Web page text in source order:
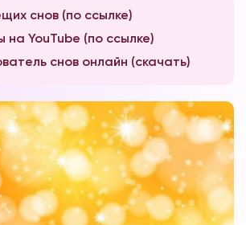
снов (по ссылке)
YouTube (по ссылке)
снов онлайн (скачать)